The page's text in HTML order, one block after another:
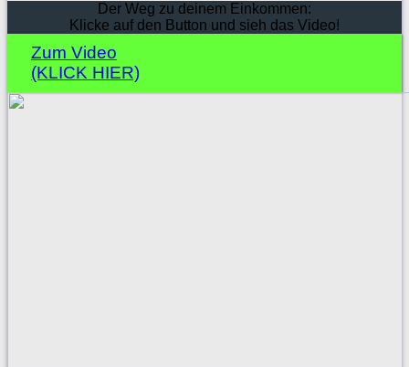
Der Weg zu deinem Einkommen:
Klicke auf den Button und sieh das Video!
Zum Video
(KLICK HIER)